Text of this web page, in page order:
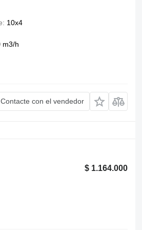
10x4
m3/h
Contacte con el vendedor
$ 1.164.000